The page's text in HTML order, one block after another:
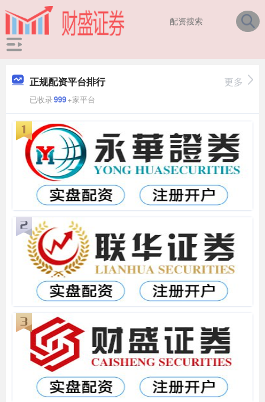
正规配资平台排行
已收录999+家平台
更多